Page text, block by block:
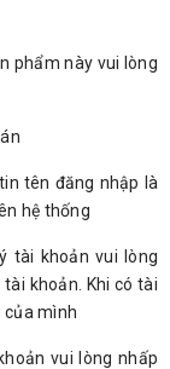
phẩm này vui lòng
tên đăng nhập là
hệ thống
tài khoản vui lòng
khoản. Khi có tài
của mình
vui lòng nhấp